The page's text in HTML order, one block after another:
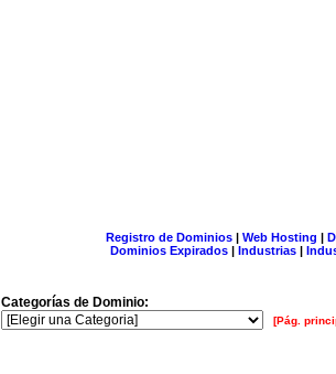
Registro de Dominios| Web Hosting |
Dominios Expirados | Industrias |
Categorías de Dominio:
[Pág.